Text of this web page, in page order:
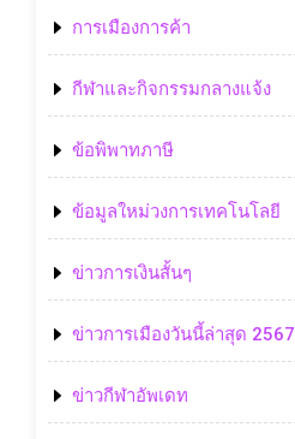
การเมืองการค้า
กีฬาและกิจกรรมกลางแจ้ง
ข้อพิพาทภาษี
ข้อมูลใหม่วงการเทคโนโลยี
ข่าวการเงินสั้นๆ
ข่าวการเมืองวันนี้ล่าสุด 2567
ข่าวกีฬาอัพเดท